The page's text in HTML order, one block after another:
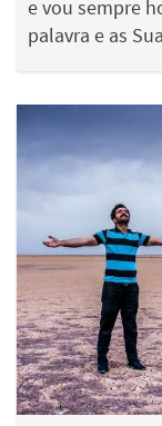
e vou sempre
palavra e as